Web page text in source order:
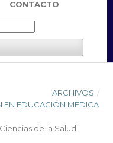
CONTACTO
ARCHIVOS /
EN EDUCACIÓN MÉDICA
de la Salud